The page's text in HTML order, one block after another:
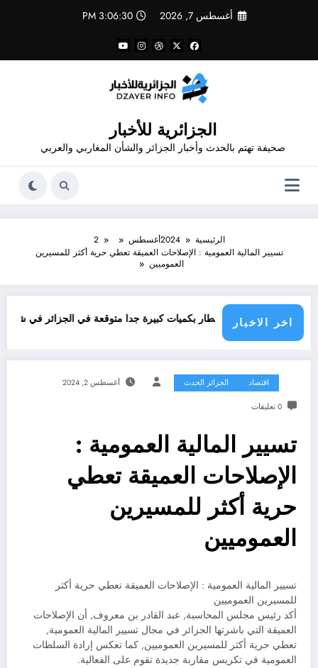
أغسطس 7, 2026 3:06:30 PM
الجزائرية للأخبار
صحيفة تهتم بالحدث وأخبار الجزائر والشأن المغاربي والعربي
الرئيسية 2024أغسطس
2
تسيير المالية العمومية : الإصلاحات العميقة تعطي حرية أكثر للمسيرين
العموميين
اخر الاخبار
امطار بكميات كبيرة جدا متوقعة في الجزائر في شهري سبتمبر و أكتوبر ..
اقتصاد الجزائر الحدث أغسطس 2, 2024
0 تعليقات
تسيير المالية العمومية :
الإصلاحات العميقة تعطي
حرية أكثر للمسيرين
العموميين
تسيير المالية العمومية : الإصلاحات العميقة تعطي حرية أكثر
للمسيرين العموميين
أكد رئيس مجلس المحاسبة, عبد القادر بن معروف, أن الإصلاحات
العميقة التي باشرتها الجزائر في مجال تسيير المالية العمومية,
تعطي حرية أكثر للمسيرين العموميين, كما تعكس إرادة السلطات
العمومية في تكريس مقاربة جديدة تقوم على الفعالية.